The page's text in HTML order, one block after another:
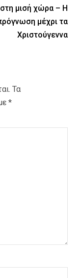
στη μισή χώρα – Η
μέχρι τα
Χριστούγεννα
Τα
*